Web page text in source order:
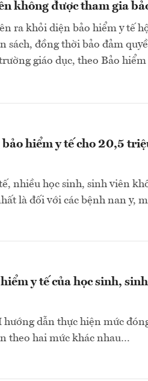
không được tham gia
ra khỏi diện bảo hiểm y tế
sách, đồng thời bảo đảm
giáo dục, theo Bảo
hiểm y tế cho 20,5
nhiều học sinh, sinh viên
là đối với các bệnh nan y,
y tế của học sinh,
dẫn thực hiện mức
theo hai mức khác nhau…